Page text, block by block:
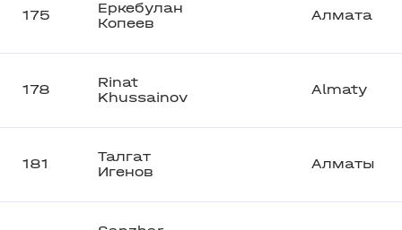
175
Еркебулан
Копеев
Алмата
178
Rinat
Khussainov
Almaty
181
Талгат
Игенов
Алматы